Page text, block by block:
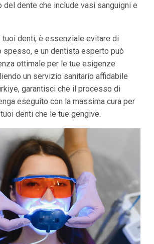
del dente che include vasi sanguigni e
denti, è essenziale evitare di
spesso, e un dentista esperto può
ottimale per le tue esigenze
un servizio sanitario affidabile
garantisci che il processo di
eseguito con la massima cura per
denti che le tue gengive.